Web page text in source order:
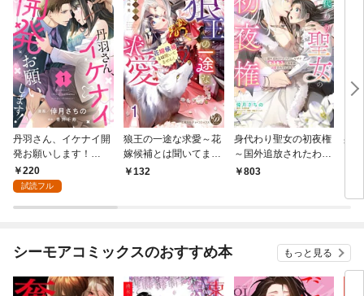
丹羽さん、イケナイ開
発お願いします！
（1）
220
試読フル
狼王の一途な求愛～花
嫁候補とは聞いてませ
ん！～【分冊版】1
132
身代わり聖女の初夜権
～国外追放されたわた
し、なぜかもふもふの
803
身
ま
シーモアコミックスのおすすめ本 もっと見る